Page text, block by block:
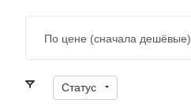
По цене (сначала дешёвые)
Статус